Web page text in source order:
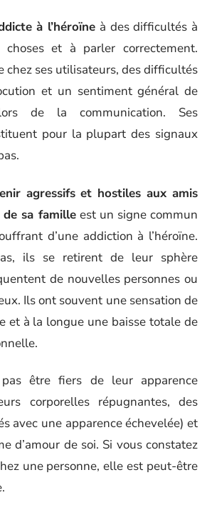
à l’héroïne à des difficultés à
et à parler correctement.
chez ses utilisateurs, des difficultés
et un sentiment général de
de la communication. Ses
pour la plupart des signaux
agressifs et hostiles aux amis
sa familleest un signe commun
d’une addiction à l’héroïne.
ils se retirent de leur sphère
de nouvelles personnes ou
Ils ont souvent une sensation de
et à la longue une baisse totale de
être fiers de leur apparence
corporelles répugnantes, des
avec une apparence échevelée) et
d’amour de soi. Si vous constatez
une personne, elle est peut-être